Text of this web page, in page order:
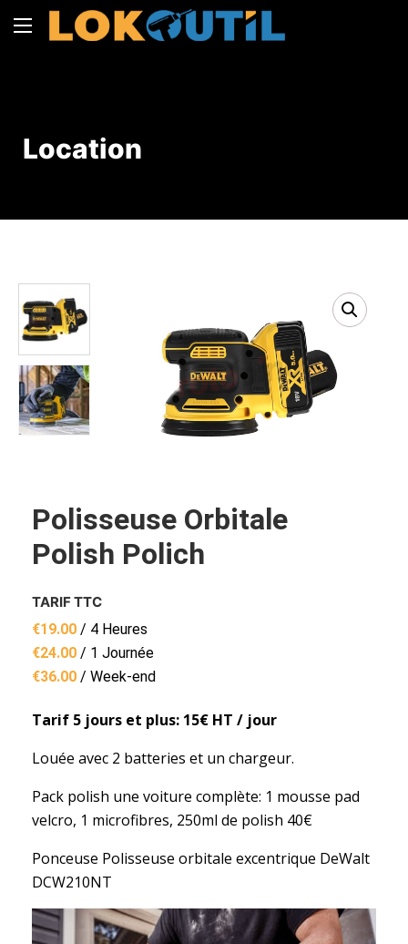
Location
Polisseuse Orbitale
Polish Polich
TARIF TTC
€19.00 / 4 Heures
€24.00 / 1 Journée
€36.00 / Week-end
Tarif 5 jours et plus: 15€ HT / jour
Louée avec 2 batteries et un chargeur.
Pack polish une voiture complète: 1 mousse pad
velcro, 1 microfibres, 250ml de polish 40€
Ponceuse Polisseuse orbitale excentrique DeWalt
DCW210NT